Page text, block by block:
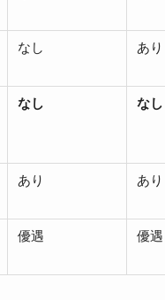
なし あり
なし なし
あり あり
優遇 優遇